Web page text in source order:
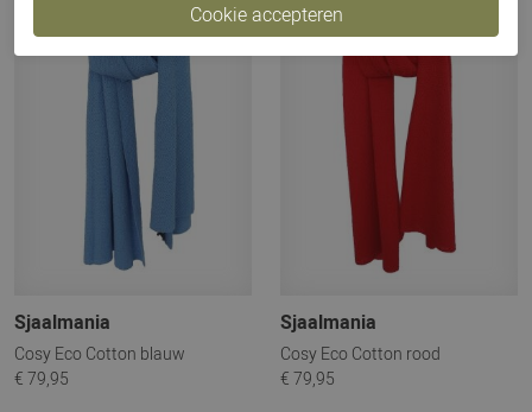
Sjaalmania
Cosy Eco Cotton blauw
€ 79,95
Sjaalmania
Cosy Eco Cotton rood
€ 79,95